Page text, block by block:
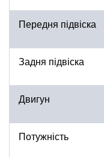
Передня підвіска
Задня підвіска
Двигун
Потужність